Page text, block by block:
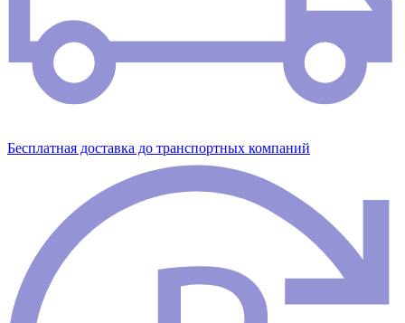
Бесплатная доставка до транспортных компаний